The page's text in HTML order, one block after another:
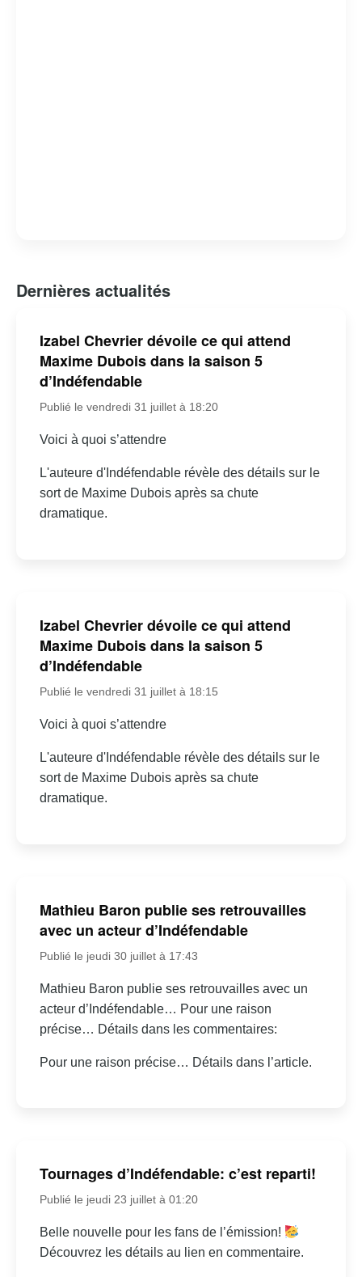
Dernières actualités
Izabel Chevrier dévoile ce qui attend
Maxime Dubois dans la saison 5
d’Indéfendable
Publié le vendredi 31 juillet à 18:20
Voici à quoi s’attendre
L'auteure d'Indéfendable révèle des détails sur le
sort de Maxime Dubois après sa chute
dramatique.
Izabel Chevrier dévoile ce qui attend
Maxime Dubois dans la saison 5
d’Indéfendable
Publié le vendredi 31 juillet à 18:15
Voici à quoi s’attendre
L'auteure d'Indéfendable révèle des détails sur le
sort de Maxime Dubois après sa chute
dramatique.
Mathieu Baron publie ses retrouvailles
avec un acteur d’Indéfendable
Publié le jeudi 30 juillet à 17:43
Mathieu Baron publie ses retrouvailles avec un
acteur d’Indéfendable… Pour une raison
précise… Détails dans les commentaires:
Pour une raison précise… Détails dans l’article.
Tournages d’Indéfendable: c’est reparti!
Publié le jeudi 23 juillet à 01:20
Belle nouvelle pour les fans de l’émission!
Découvrez les détails au lien en commentaire.